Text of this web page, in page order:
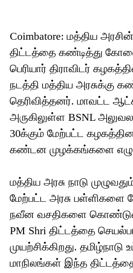
Coimbatore: மத்திய
திட்டத்தை கண்டித்து
பெரியார் திராவிடர்
நடத்தி மத்திய அரசுக்கு
தெரிவித்தனர். மாவட்ட
அருகிலுள்ள BSNL
30க்கும் மேற்பட்ட
கண்டன முழக்கங்களை
மத்திய அரசு நாடு
மேற்பட்ட அரசு பள்ளிகளை
நவீன வசதிகளை
PM Shri திட்டத்தை
முயற்சிக்கிறது. தமிழ்நாடு
மாநிலங்கள் இந்த திட்டத்தை